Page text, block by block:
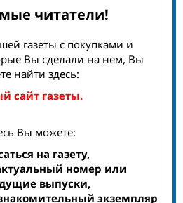
читатели!
газеты с покупками и
Вы сделали на нем, Вы
найти здесь:
сайт газеты.
Вы можете:
на газету,
номер или
выпуски,
экземпляр